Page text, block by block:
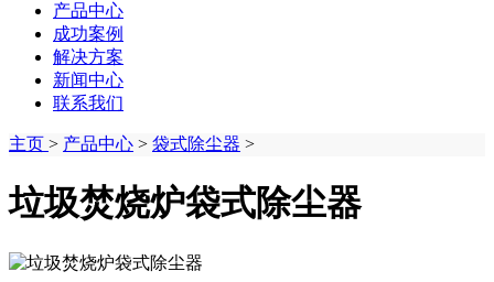
产品中心
成功案例
解决方案
新闻中心
联系我们
主页 > 产品中心 > 袋式除尘器 >
垃圾焚烧炉袋式除尘器